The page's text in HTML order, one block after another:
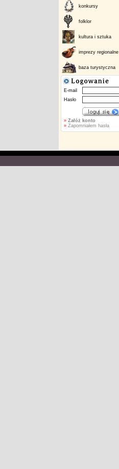
konkursy
folklor
kultura i sztuka
imprezy regionalne
baza turystyczna
E-mail
Hasło
» Załóż konto
»Zapomniałem hasła